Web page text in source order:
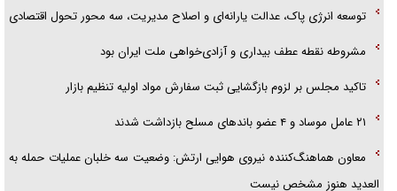
توسعه انرژی پاک، عدالت یارانه‌ای و اصلاح مدیریت، سه محور تحول اقتصادی
مشروطه نقطه عطف بیداری و آزادی‌خواهی ملت ایران بود
تاکید مجلس بر لزوم بازگشایی ثبت سفارش مواد اولیه تنظیم بازار
۲۱ عامل موساد و ۴ عضو باند‌های مسلح بازداشت شدند
معاون هماهنگ‌کننده نیروی هوایی ارتش: وضعیت سه خلبان عملیات حمله به
العدید هنوز مشخص نیست